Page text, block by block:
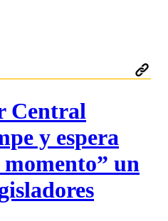
Central
y espera
un